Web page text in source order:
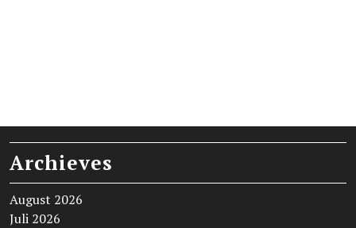
Archieves
August 2026
Juli 2026